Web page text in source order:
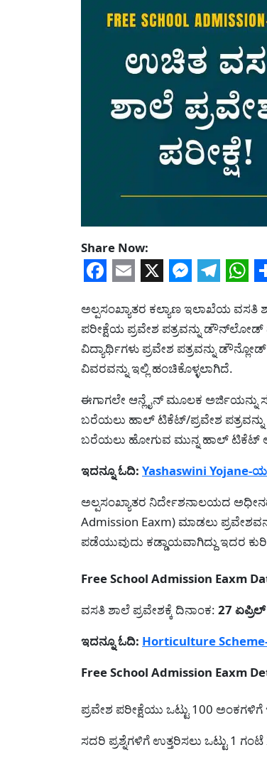
Share Now:
ಅಲ್ಪಸಂಖ್ಯಾತರ ಕಲ್ಯಾಣ ಇಲಾಖೆಯ ವಸತಿ
ಪರೀಕ್ಷೆಯ ಪ್ರವೇಶ ಪತ್ರವನ್ನು ಡೌನ್‌ಲೋಡ್
ವಿದ್ಯಾರ್ಥಿಗಳು ಪ್ರವೇಶ ಪತ್ರವನ್ನು
ವಿವರವನ್ನು ಇಲ್ಲಿ ಹಂಚಿಕೊಳ್ಳಲಾಗಿದೆ.
ಈಗಾಗಲೇ ಆನ್ಲೈನ್ ಮೂಲಕ ಅರ್ಜಿಯನ್ನು
ಬರೆಯಲು ಹಾಲ್ ಟಿಕೆಟ್/ಪ್ರವೇಶ ಪತ್ರವನ್ನು
ಬರೆಯಲು ಹೋಗುವ ಮುನ್ನ ಹಾಲ್ ಟಿಕೆಟ್
ಇದನ್ನೂ ಓದಿ: Yashaswini
ಅಲ್ಪಸಂಖ್ಯಾತರ ನಿರ್ದೇಶನಾಲಯದ
Admission Eaxm) ಮಾಡಲು
ಪಡೆಯುವುದು ಕಡ್ಡಾಯವಾಗಿದ್ದು ಇದರ
Free School Admission Eaxm
ವಸತಿ ಶಾಲೆ ಪ್ರವೇಶಕ್ಕೆ ದಿನಾಂಕ: 27
ಇದನ್ನೂ ಓದಿ: Horticulture
Free School Admission Eaxm
ಪ್ರವೇಶ ಪರೀಕ್ಷೆಯು ಒಟ್ಟು 100 ಅಂಕಗಳಿಗೆ
ಸದರಿ ಪ್ರಶ್ನೆಗಳಿಗೆ ಉತ್ತರಿಸಲು ಒಟ್ಟು 1